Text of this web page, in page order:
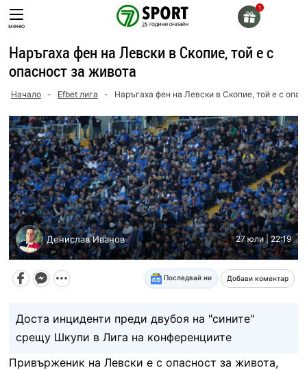
Skip
toменю
Наръгаха фен на Левски в Скопие, той е с
опасност за живота
Начало - Efbet лига - Наръгаха фен на Левски в Скопие, той е с
Денислав Иванов 27 юли | 22:19
Последвай ни Добави коментар
Доста инциденти преди двубоя на "сините"
срещу Шкупи в Лига на конференциите
Привърженик на Левски е с опасност за живота,